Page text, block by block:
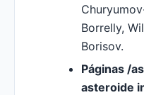
Borrelly,
Borisov.
Páginas /
asteroide